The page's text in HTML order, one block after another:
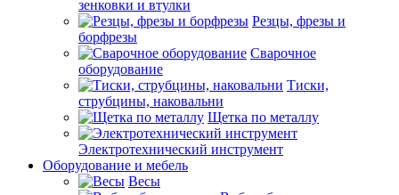
зенковки и втулки
Резцы, фрезы и
борфрезы
Сварочное
оборудование
Тиски,
струбцины, наковальни
Щетка по металлу
Электротехнический инструмент
Оборудование и мебель
Весы